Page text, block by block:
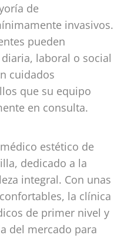
de
invasivos.
pueden
laboral o social
cuidados
que su equipo
en consulta.
estético de
dedicado a la
integral. Con unas
la clínica
de primer nivel y
del mercado para